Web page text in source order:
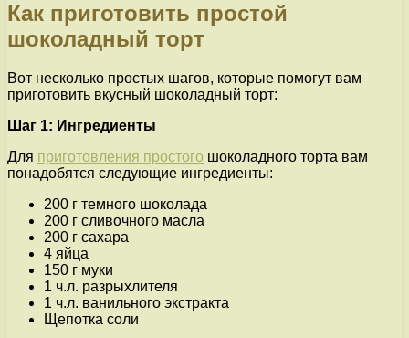
Как приготовить простой
шоколадный торт
Вот несколько простых шагов, которые помогут вам
приготовить вкусный шоколадный торт:
Шаг 1: Ингредиенты
Для приготовления простого шоколадного торта вам
понадобятся следующие ингредиенты:
200 г темного шоколада
200 г сливочного масла
200 г сахара
4 яйца
150 г муки
1 ч.л. разрыхлителя
1 ч.л. ванильного экстракта
Щепотка соли